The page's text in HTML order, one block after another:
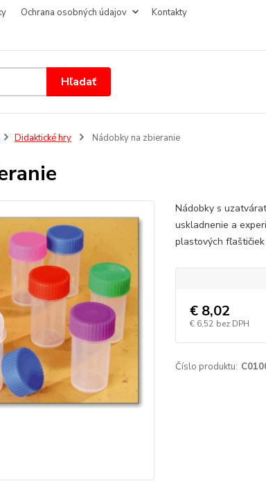
Ochrana osobných údajov
Kontakty
Hľadať
Didaktické hry Nádobky na zbieranie
Nádobky s
uskladnenie a
plastových fľaštičiek
€ 8,02
€ 6,52 bez DPH
Číslo produktu: